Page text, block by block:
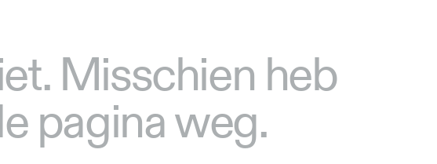
Misschien heb
pagina weg.